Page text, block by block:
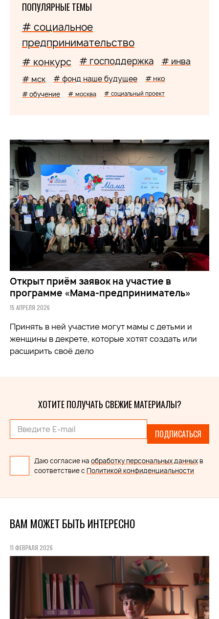
ПОПУЛЯРНЫЕ ТЕМЫ
# социальное
предпринимательство
# конкурс # господдержка # инва
# мск # фонд наше будущее # нко
# обучение # москва # социальный проект
Открыт приём заявок на участие в
программе «Мама-предприниматель»
15 АПРЕЛЯ 2026
Принять в ней участие могут мамы с детьми и
женщины в декрете, которые хотят создать или
расширить своё дело
ХОТИТЕ ПОЛУЧАТЬ СВЕЖИЕ МАТЕРИАЛЫ?
ПОДПИСАТЬСЯ
Даю согласие на обработку персональных данных в
соответствие с Политикой конфиденциальности
ВАМ МОЖЕТ БЫТЬ ИНТЕРЕСНО
11 ФЕВРАЛЯ 2026